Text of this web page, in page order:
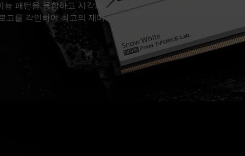
패턴을 융합하고 시각화
고를 각인하여 최고의 재미